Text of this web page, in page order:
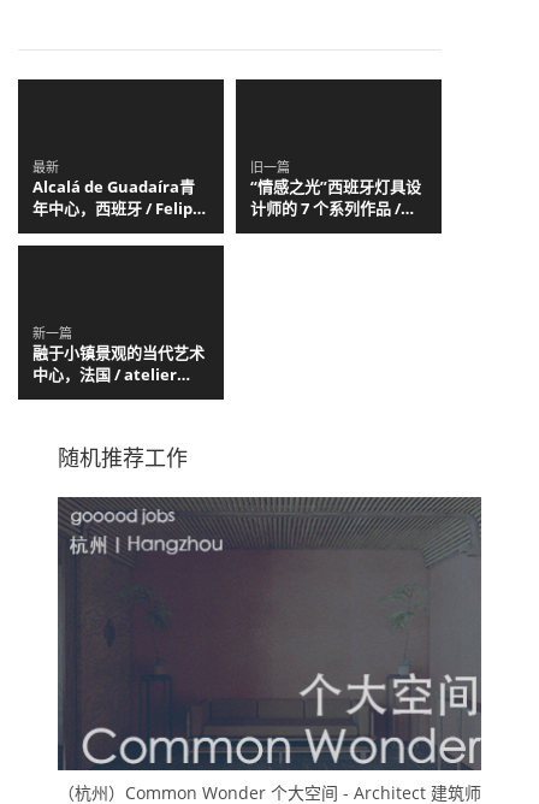
最新
Alcalá de Guadaíra青
年中心，西班牙 / Felipe
Retuerto + Dunar
Arquitectos
旧一篇
“情感之光”西班牙灯具设
计师的 7 个系列作品 /
Arturo Álvarez
新一篇
融于小镇景观的当代艺术
中心，法国 / atelier
d’architecture King
随机推荐工作
（杭州）Common Wonder 个大空间 - Architect 建筑师​